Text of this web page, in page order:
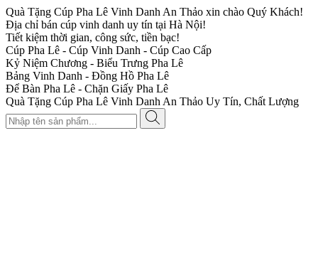
Quà Tặng Cúp Pha Lê Vinh Danh An Thảo xin chào Quý Khách!
Địa chỉ bán cúp vinh danh uy tín tại Hà Nội!
Tiết kiệm thời gian, công sức, tiền bạc!
Cúp Pha Lê - Cúp Vinh Danh - Cúp Cao Cấp
Kỷ Niệm Chương - Biểu Trưng Pha Lê
Bảng Vinh Danh - Đồng Hồ Pha Lê
Để Bàn Pha Lê - Chặn Giấy Pha Lê
Quà Tặng Cúp Pha Lê Vinh Danh An Thảo Uy Tín, Chất Lượng